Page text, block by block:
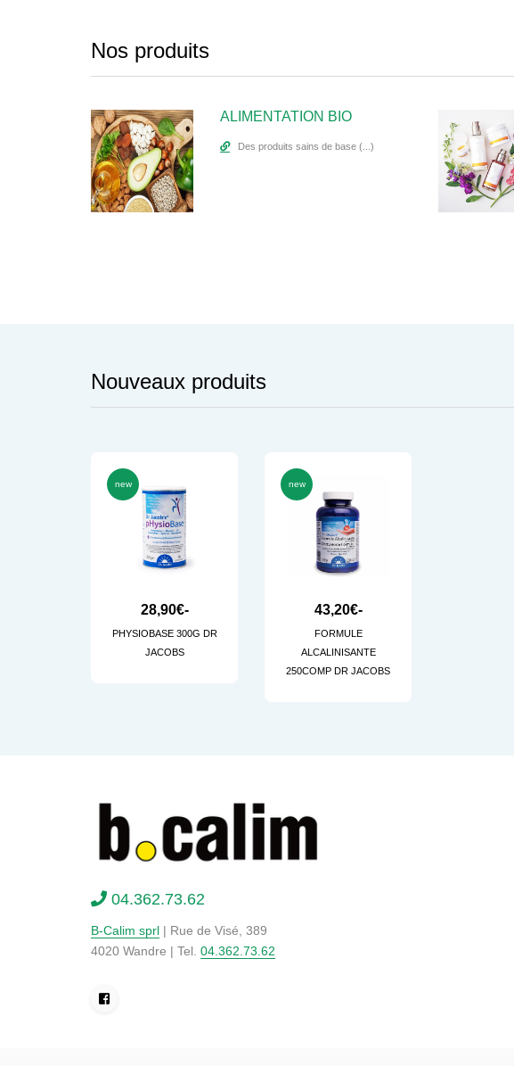
Nos produits
ALIMENTATION BIO
Des produits sains de base (...)
Nouveaux produits
28,90€-
PHYSIOBASE 300G DR
JACOBS
new
43,20€-
FORMULE
ALCALINISANTE
250COMP DR JACOBS
new
04.362.73.62
B-Calim sprl | Rue de Visé, 389
4020 Wandre | Tel. 04.362.73.62